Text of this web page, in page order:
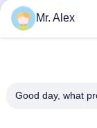
Mr. Alex
Good day, what